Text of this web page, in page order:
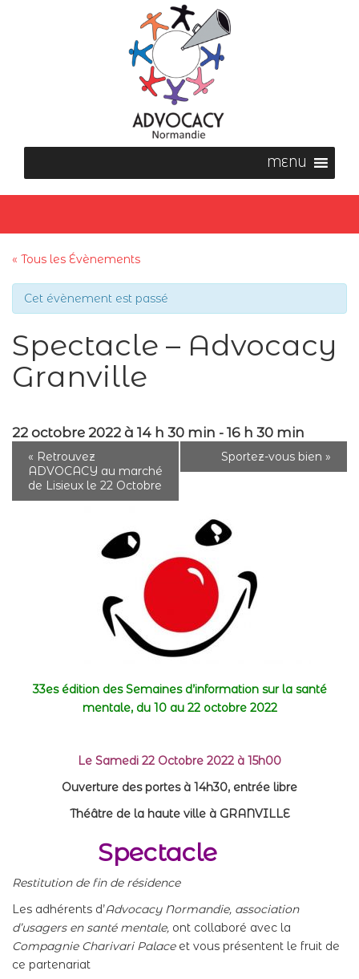
« Tous les Évènements
Cet évènement est passé
Spectacle – Advocacy
Granville
22 octobre 2022 à 14 h 30 min - 16 h 30 min
« Retrouvez
ADVOCACY au marché
de Lisieux le 22 Octobre
Sportez-vous bien »
33es édition des Semaines d’information sur la santé
mentale, du 10 au 22 octobre 2022
Le Samedi 22 Octobre 2022 à 15h00
Ouverture des portes à 14h30, entrée libre
Théâtre de la haute ville à GRANVILLE
Spectacle
Restitution de fin de résidence
Les adhérents d’Advocacy Normandie, association
d’usagers en santé mentale, ont collaboré avec la
Compagnie Charivari Palaceet vous présentent le fruit de
ce partenariat